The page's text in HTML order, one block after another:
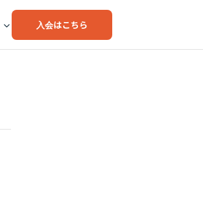
入会はこちら